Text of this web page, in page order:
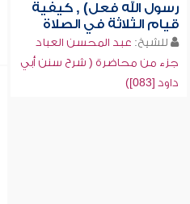
رسول الله فعل) , كيفية
قيام الثلاثة في الصلاة
للشيخ: عبد المحسن العباد
جزء من محاضرة ( شرح سنن أبي
داود [083])